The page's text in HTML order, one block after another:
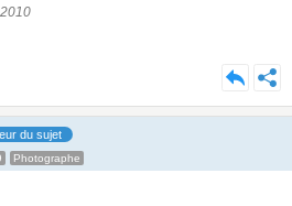
du sujet
Photographe